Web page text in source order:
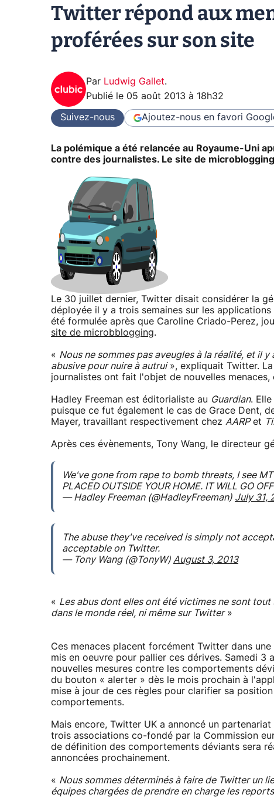
Twitter répond aux
proférées sur son site
Par Ludwig Gallet.
Publié le 05 août 2013 à 18h32
Suivez-nous Ajoutez-nous en favori
La polémique a été relancée au Royaume-Uni
contre des journalistes. Le site de
Le 30 juillet dernier, Twitter disait considérer la
déployée il y a trois semaines sur les
été formulée après que Caroline Criado-Perez,
site de microbblogging.
« Nous ne sommes pas aveugles à la réalité, et il
abusive pour nuire à autrui», expliquait Twitter.
journalistes ont fait l'objet de nouvelles
Hadley Freeman est éditorialiste au Guardian.
puisque ce fut également le cas de Grace Dent,
Mayer, travaillant respectivement chez AARPet
Après ces évènements, Tony Wang, le directeur
We've gone from rape to bomb threats, I see MT
PLACED OUTSIDE YOUR HOME. IT WILL GO
— Hadley Freeman (@HadleyFreeman) July 31,
The abuse they've received is simply not
acceptable on Twitter.
— Tony Wang (@TonyW) August 3, 2013
« Les abus dont elles ont été victimes ne sont
dans le monde réel, ni même sur Twitter»
Ces menaces placent forcément Twitter dans
mis en oeuvre pour pallier ces dérives. Samedi
nouvelles mesures contre les comportements
du bouton « alerter » dès le mois prochain à
mise à jour de ces règles pour clarifier sa
comportements.
Mais encore, Twitter UK a annoncé un partenariat
trois associations co-fondé par la Commission
de définition des comportements déviants sera
annoncées prochainement.
« Nous sommes déterminés à faire de Twitter un
équipes chargées de prendre en charge les